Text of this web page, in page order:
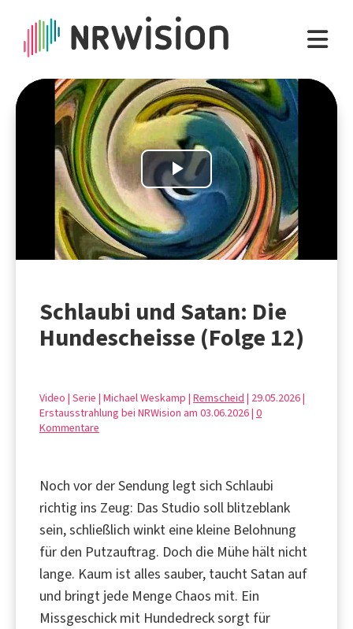
Play
Video
Schlaubi und Satan: Die
Hundescheisse (Folge 12)
Video | Serie | Michael Weskamp | Remscheid | 29.05.2026 |
Erstausstrahlung bei NRWision am 03.06.2026 | 0
Kommentare
Noch vor der Sendung legt sich Schlaubi
richtig ins Zeug: Das Studio soll blitzeblank
sein, schließlich winkt eine kleine Belohnung
für den Putzauftrag. Doch die Mühe hält nicht
lange. Kaum ist alles sauber, taucht Satan auf
und bringt jede Menge Chaos mit. Ein
Missgeschick mit Hundedreck sorgt für